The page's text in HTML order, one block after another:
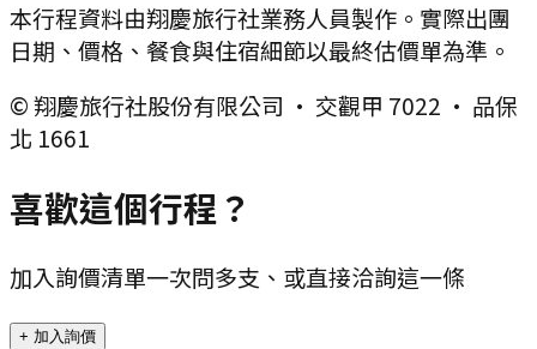
本行程資料由翔慶旅行社業務人員製作。實際出團
日期、價格、餐食與住宿細節以最終估價單為準。
© 翔慶旅行社股份有限公司 · 交觀甲 7022 · 品保
北 1661
喜歡這個行程？
加入詢價清單一次問多支、或直接洽詢這一條
+ 加入詢價